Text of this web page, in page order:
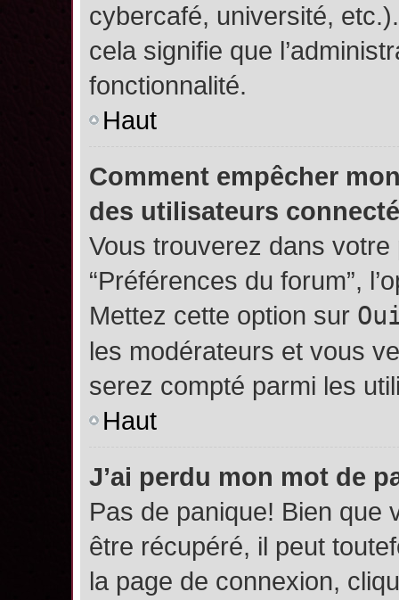
cybercafé, université,
cela signifie que
fonctionnalité.
Haut
Comment empêcher
des utilisateurs
Vous trouverez dans votre
“Préférences du forum”,
Mettez cette option sur
les modérateurs et vous
serez compté parmi les
Haut
J’ai perdu mon mot de
Pas de panique! Bien que
être récupéré, il peut
la page de connexion,